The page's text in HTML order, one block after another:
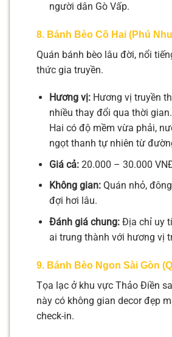
người dân Gò Vấp.
8. Bánh Bèo Cô Hai (Phú
Quán bánh bèo lâu đời, nổi
thức gia truyền.
Hương vị:Hương vị truyền
nhiều thay đổi qua thời
Hai có độ mềm vừa phải,
ngọt thanh tự nhiên từ
Giá cả:20.000 – 30.000
Không gian:Quán nhỏ,
đợi hơi lâu.
Đánh giá chung:Địa chỉ uy
ai trung thành với hương vị
9. Bánh Bèo Ngon Sài Gòn
Tọa lạc ở khu vực Thảo Điền
này có không gian decor đẹp
check-in.